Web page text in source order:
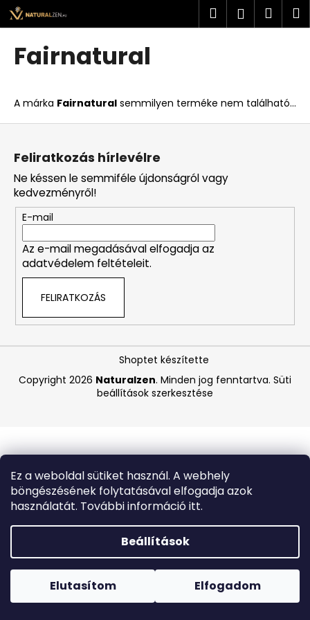
Ez a weboldal sütiket használ. A webhely
böngészésének folytatásával elfogadja azok
használatát. További információ itt.
Beállítások
Elutasítom Elfogadom
Ugrás
fő
tartalomhoz
Forró napokon nem javasoljuk a csomagautomatákba
történő kézbesítést. A magas hőmérsékletre érzékeny
termékek átvételkor nem biztos, hogy optimális állapotban
Keresés
Fairnatural
A márka Fairnatural semmilyen terméke nem található...
K
o
i
t
k
e
r
e
s
?
A
á
u
k
ANGELCARE
AC25
LÉGZÉSFIGYELŐ
BABAŐRZŐ
-
KATEGÓRIÁS
TERMÉK
L
Feliratkozás hírlevélre
Ne késsen le semmiféle újdonságról vagy
kedvezményről!
E-mail
Az e-mail megadásával elfogadja az
adatvédelem feltételeit.
FELIRATKOZÁS
Shoptet készítette
Copyright 2026 Naturalzen. Minden jog fenntartva. Süti
beállítások szerkesztése